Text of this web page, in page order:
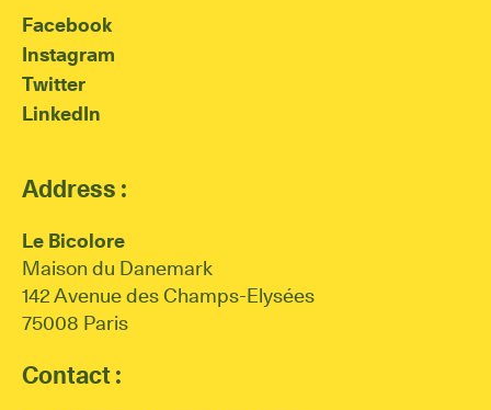
Facebook
Instagram
Twitter
LinkedIn
Address :
Le Bicolore
Maison du Danemark
142 Avenue des Champs-Elysées
75008 Paris
Contact :